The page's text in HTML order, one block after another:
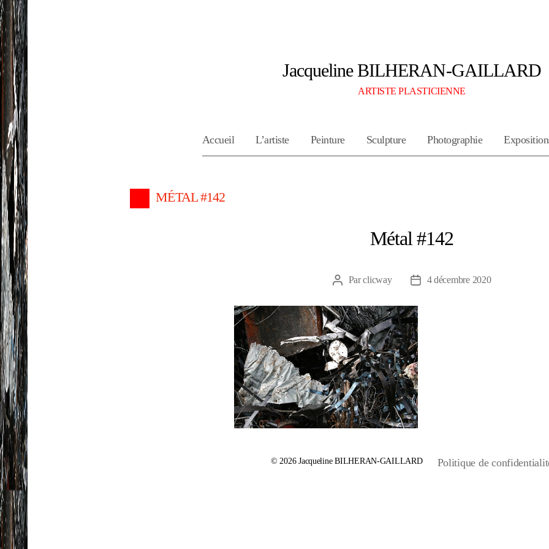
Jacqueline BILHERAN-GAILLARD
ARTISTE PLASTICIENNE
Accueil L’artiste Peinture Sculpture Photographie
MÉTAL #142
Métal #142
Auteur
l’article
Parclicway
Date
l’article
4 décembre 2020
© 2026Jacqueline BILHERAN-GAILLARD Politique de